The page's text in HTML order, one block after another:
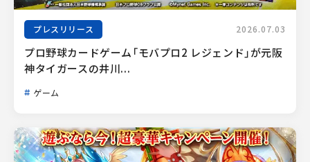
プレスリリース 2026.07.03
プロ野球カードゲーム「モバプロ2 レジェンド」が元阪
神タイガースの井川...
ゲーム